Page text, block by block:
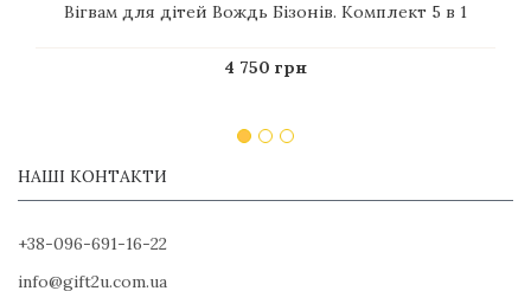
Вігвам для дітей Вождь Бізонів. Комплект 5 в 1
4 750 грн
НАШІ КОНТАКТИ
+38-096-691-16-22
info@gift2u.com.ua